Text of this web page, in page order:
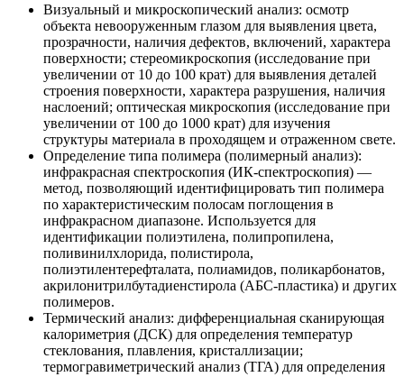
Визуальный и микроскопический анализ: осмотр
объекта невооруженным глазом для выявления цвета,
прозрачности, наличия дефектов, включений, характера
поверхности; стереомикроскопия (исследование при
увеличении от 10 до 100 крат) для выявления деталей
строения поверхности, характера разрушения, наличия
наслоений; оптическая микроскопия (исследование при
увеличении от 100 до 1000 крат) для изучения
структуры материала в проходящем и отраженном свете.
Определение типа полимера (полимерный анализ):
инфракрасная спектроскопия (ИК-спектроскопия) —
метод, позволяющий идентифицировать тип полимера
по характеристическим полосам поглощения в
инфракрасном диапазоне. Используется для
идентификации полиэтилена, полипропилена,
поливинилхлорида, полистирола,
полиэтилентерефталата, полиамидов, поликарбонатов,
акрилонитрилбутадиенстирола (АБС-пластика) и других
полимеров.
Термический анализ: дифференциальная сканирующая
калориметрия (ДСК) для определения температур
стеклования, плавления, кристаллизации;
термогравиметрический анализ (ТГА) для определения